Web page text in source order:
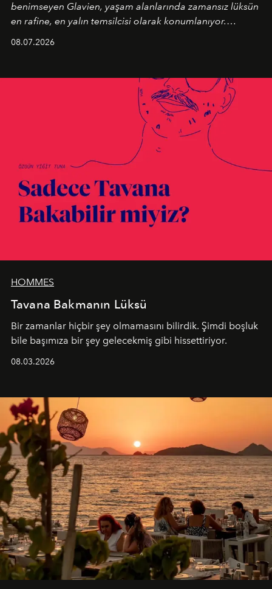
benimseyen Glavien, yaşam alanlarında zamansız lüksün
en rafine, en yalın temsilcisi olarak konumlanıyor.
08.07.2026
HOMMES
Tavana Bakmanın Lüksü
Bir zamanlar hiçbir şey olmamasını bilirdik. Şimdi boşluk
bile başımıza bir şey gelecekmiş gibi hissettiriyor.
08.03.2026